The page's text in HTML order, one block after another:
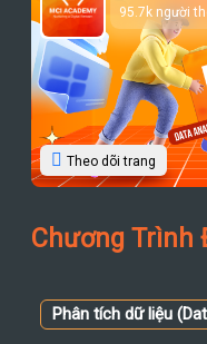
95.7k người
Theo dõi trang
Chương Trình
Phân tích dữ liệu